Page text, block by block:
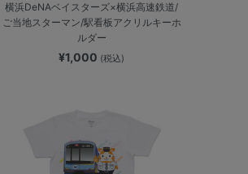
横浜DeNAベイスターズ×横浜高速鉄道/
ご当地スターマン/駅看板アクリルキーホ
ルダー
¥1,000 (税込)